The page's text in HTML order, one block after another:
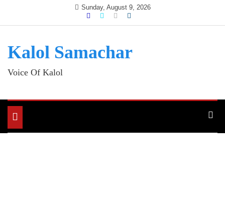
Sunday, August 9, 2026
Kalol Samachar
Voice Of Kalol
Toggle
navigation